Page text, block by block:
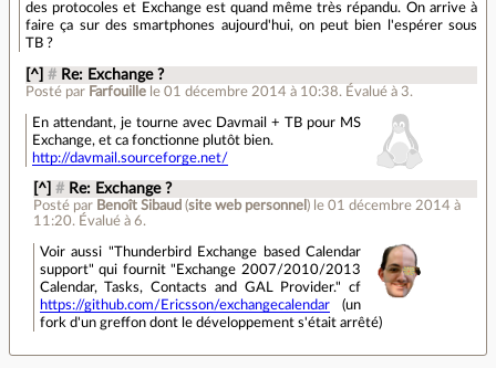
des protocoles et Exchange est quand même très répandu. On arrive à
faire ça sur des smartphones aujourd'hui, on peut bien l'espérer sous
TB ?
[^] # Re: Exchange ?
Posté par Farfouille le 01 décembre 2014 à 10:38. Évalué à 3.
En attendant, je tourne avec Davmail + TB pour MS
Exchange, et ca fonctionne plutôt bien.
http://davmail.sourceforge.net/
[^] # Re: Exchange ?
Posté par Benoît Sibaud (site web personnel ) le 01 décembre 2014 à
11:20.Évalué à 6.
Voir aussi "Thunderbird Exchange based Calendar
support" qui fournit "Exchange 2007/2010/2013
Calendar, Tasks, Contacts and GAL Provider." cf
https://github.com/Ericsson/exchangecalendar(un
fork d'un greffon dont le développement s'était arrêté)